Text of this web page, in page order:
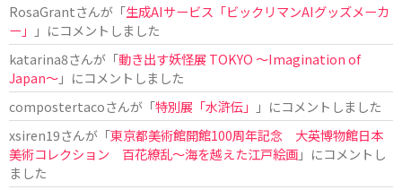
RosaGrantさんが「生成AIサービス「ビックリマンAIグッズメーカ
ー」
」にコメントしました
katarina8さんが「動き出す妖怪展 TOKYO 〜Imagination of
Japan〜」にコメントしました
compostertacoさんが「特別展「水滸伝」
」にコメントしました
xsiren19さんが「東京都美術館開館100周年記念 大英博物館日本
美術コレクション 百花繚乱～海を越えた江戸絵画」にコメントし
ました